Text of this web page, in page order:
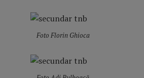
Foto Florin Ghioca